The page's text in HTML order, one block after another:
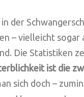
der
– vielleicht sogar
Die Statistiken
ist die
sich doch –